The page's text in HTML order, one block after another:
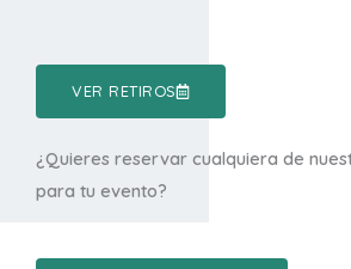
VER RETIROS
¿Quieres reservar cualquiera de
para tu evento?